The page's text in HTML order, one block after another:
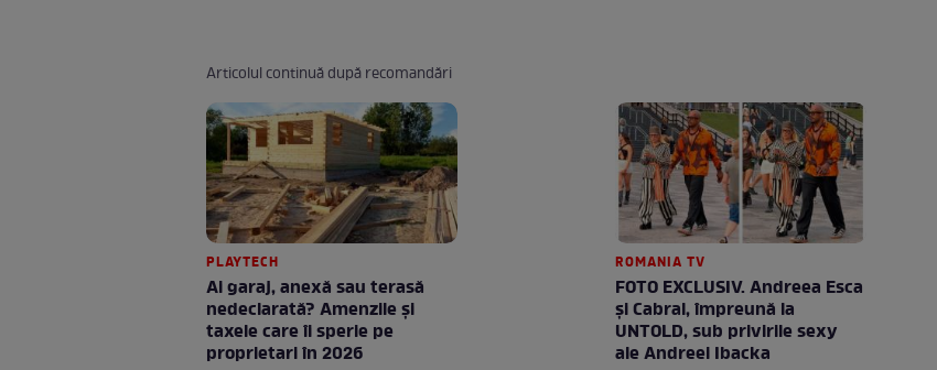
Articolul continuă după recomandări
PLAYTECH
Ai garaj, anexă sau terasă
nedeclarată? Amenzile și
taxele care îi sperie pe
proprietari în 2026
ROMANIA TV
FOTO EXCLUSIV. Andreea Esca
şi Cabral, împreună la
UNTOLD, sub privirile sexy
ale Andreei Ibacka